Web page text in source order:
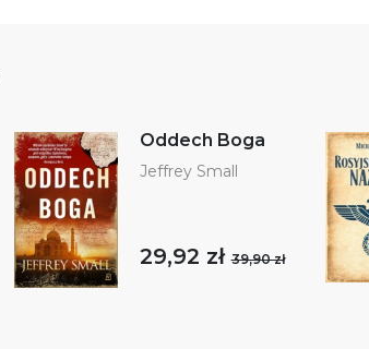
Oddech Boga
Jeffrey Small
29,92 zł39,90 zł